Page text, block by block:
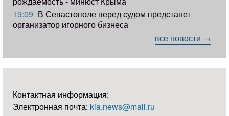
19:09 В Севастополе перед судом предстанет
организатор игорного бизнеса
все новости →
Контактная информация:
Электронная почта: kia.news@mail.ru